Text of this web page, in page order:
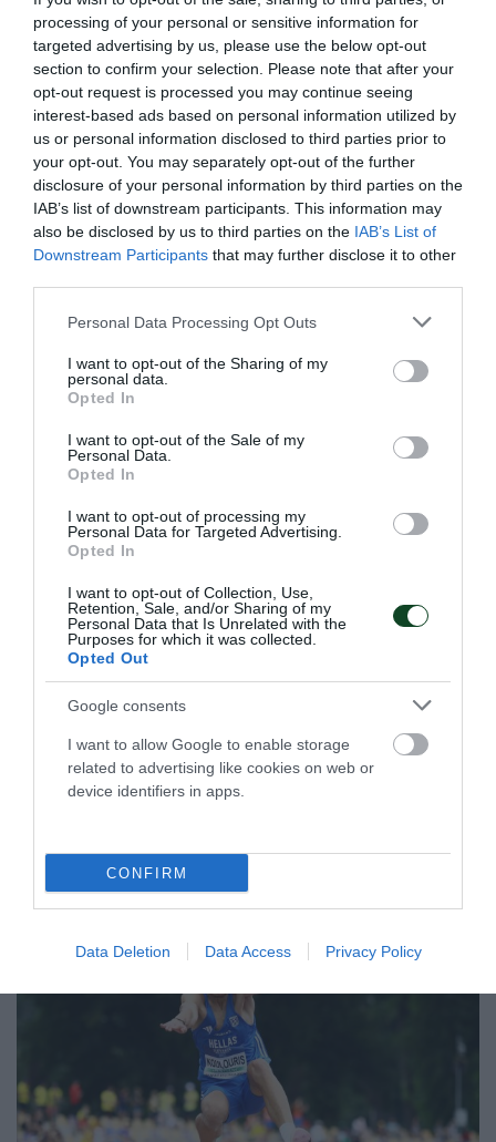
processing of your personal or sensitive information for
targeted advertising by us, please use the below opt-out
section to confirm your selection. Please note that after your
opt-out request is processed you may continue seeing
interest-based ads based on personal information utilized by
us or personal information disclosed to third parties prior to
your opt-out. You may separately opt-out of the further
disclosure of your personal information by third parties on the
IAB’s list of downstream participants. This information may
also be disclosed by us to third parties on the IAB’s List of
Downstream Participants that may further disclose it to other
Please note that this website/app uses one or more Google
not limited to your visit or usage behaviour. You may click to
grant or deny consent to Google and its third-party tags to
use your data for below specified purposes in below Google
consent section.
Personal Data Processing Opt Outs
I want to opt-out of the Sharing of my
personal data.
Opted In
I want to opt-out of the Sale of my
Personal Data.
Opted In
I want to opt-out of processing my
Personal Data for Targeted Advertising.
Opted In
I want to opt-out of Collection, Use,
Retention, Sale, and/or Sharing of my
Personal Data that Is Unrelated with the
Purposes for which it was collected.
Opted Out
Google consents
I want to allow Google to enable storage
related to advertising like cookies on web or
device identifiers in apps.
CONFIRM
Data Deletion Data Access Privacy Policy
Τέταρτη θέση για τον Πετρόπουλο
στις ΗΠΑ
Σπουδαία εμφάνιση από τον Χρήστο Πετρόπουλο, στο
Masters Water Ski & Wakeboard Tournament.
Δώδεκα «πράσινες» μεταγραφές
στο θαλάσσιο σκι
Ο Παναθηναϊκός Αθλητικός Όμιλος ανακοινώνει την
έναρξη της συνεργασίας του με 12 αθλητές και αθλήτριες
29.01.2026 ΘΑΛΑΣΣΙΟ ΣΚΙ
ΤΕΛΕΥΤΑΙΑ ΝΕΑ